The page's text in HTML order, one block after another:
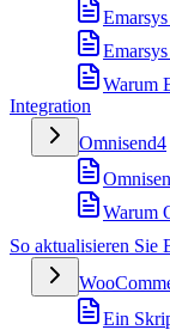
Warum
Integration
Omnisend4
Warum
So aktualisieren Sie
Ein